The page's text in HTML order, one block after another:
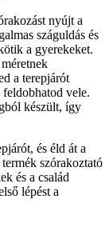
nyújt a
száguldás és
a gyerekeket.
a terepjárót
vele.
készült, így
és éld át a
szórakoztató
és a család
lépést a